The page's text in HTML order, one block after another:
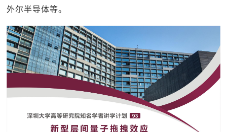
外尔半导体等。